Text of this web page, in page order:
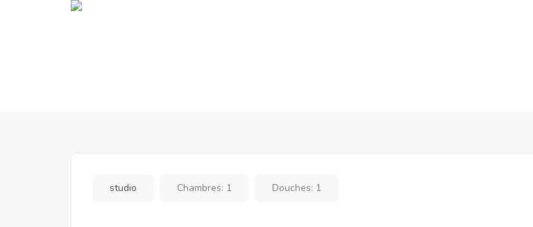
studio Chambres: 1 Douches: 1